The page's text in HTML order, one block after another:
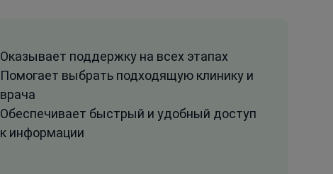
Оказывает поддержку на всех этапах
Помогает выбрать подходящую клинику и
врача
Обеспечивает быстрый и удобный доступ
к информации